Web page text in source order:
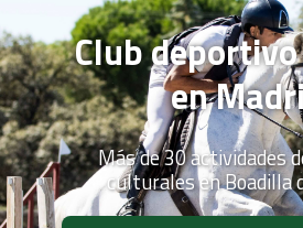
Club
en
Más de 30 actividades
culturales en Boadilla